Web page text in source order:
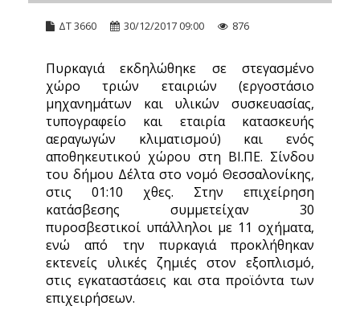
ΔΤ 3660 30/12/2017 09:00 876
Πυρκαγιά εκδηλώθηκε σε στεγασμένο
χώρο τριών εταιριών (εργοστάσιο
μηχανημάτων και υλικών συσκευασίας,
τυπογραφείο και εταιρία κατασκευής
αεραγωγών κλιματισμού) και ενός
αποθηκευτικού χώρου στη ΒΙ.ΠΕ. Σίνδου
του δήμου Δέλτα στο νομό Θεσσαλονίκης,
στις 01:10 χθες. Στην επιχείρηση
κατάσβεσης συμμετείχαν 30
πυροσβεστικοί υπάλληλοι με 11 οχήματα,
ενώ από την πυρκαγιά προκλήθηκαν
εκτενείς υλικές ζημιές στον εξοπλισμό,
στις εγκαταστάσεις και στα προϊόντα των
επιχειρήσεων.